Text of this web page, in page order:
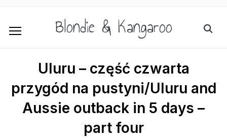
Blondie & Kangaroo
Uluru – część czwarta
przygód na pustyni/Uluru and
Aussie outback in 5 days –
part four